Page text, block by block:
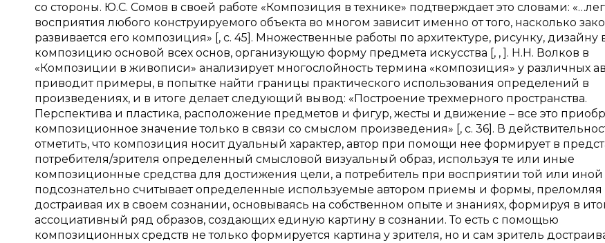
со стороны. Ю.С. Сомов в своей работе «Композиция в технике» подтверждает это словами:
восприятия любого конструируемого объекта во многом зависит именно от того, насколько
развивается его композиция» [, c. 45]. Множественные работы по архитектуре, рисунку,
композицию основой всех основ, организующую форму предмета искусства [, , ]. Н.Н. Волков в
«Композиции в живописи» анализирует многослойность термина «композиция» у различных
приводит примеры, в попытке найти границы практического использования определений в
произведениях, и в итоге делает следующий вывод: «Построение трехмерного пространства.
Перспектива и пластика, расположение предметов и фигур, жесты и движение – все это
композиционное значение только в связи со смыслом произведения» [, c. 36]. В
отметить, что композиция носит дуальный характер, автор при помощи нее формирует в
потребителя/зрителя определенный смысловой визуальный образ, используя те или иные
композиционные средства для достижения цели, а потребитель при восприятии той или иной
подсознательно считывает определенные используемые автором приемы и формы, преломляя
достраивая их в своем сознании, основываясь на собственном опыте и знаниях, формируя в
ассоциативный ряд образов, создающих единую картину в сознании. То есть с помощью
композиционных средств не только формируется картина у зрителя, но и сам зритель